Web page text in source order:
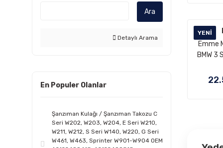
BMW OEM (2)
DELPHI (2)
Ara
Detaylı Arama
En Populer Olanlar
Şanzıman Kulağı / Şanzıman Takozu C
Seri W202, W203, W204, E Seri W210,
W211, W212, S Seri W140, W220, G Seri
W461, W463, Sprinter W901-W904 OEM
YENI
Emme
BMW 3
Seri